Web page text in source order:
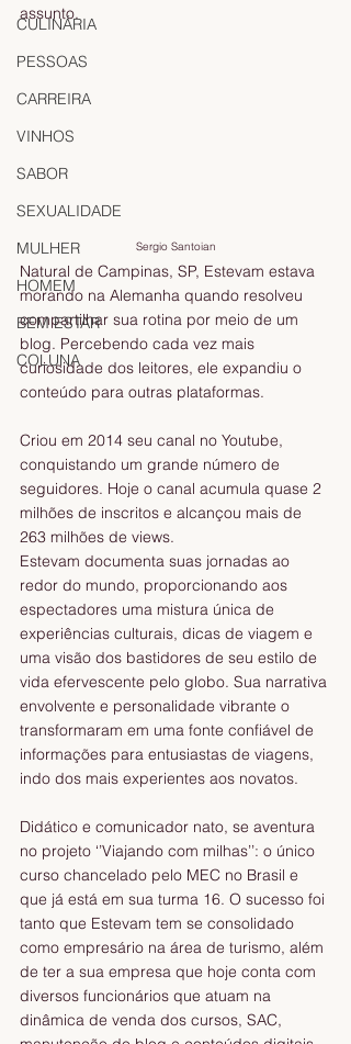
CULINÁRIA
PESSOAS
CARREIRA
VINHOS
SABOR
SEXUALIDADE
MULHER
HOMEM
BEM ESTAR
COLUNA
assunto.
Sergio Santoian
Natural de Campinas, SP, Estevam estava
morando na Alemanha quando resolveu
compartilhar sua rotina por meio de um
blog. Percebendo cada vez mais
curiosidade dos leitores, ele expandiu o
conteúdo para outras plataformas.
Criou em 2014 seu canal no Youtube,
conquistando um grande número de
seguidores. Hoje o canal acumula quase 2
milhões de inscritos e alcançou mais de
263 milhões de views.
Estevam documenta suas jornadas ao
redor do mundo, proporcionando aos
espectadores uma mistura única de
experiências culturais, dicas de viagem e
uma visão dos bastidores de seu estilo de
vida efervescente pelo globo. Sua narrativa
envolvente e personalidade vibrante o
transformaram em uma fonte confiável de
informações para entusiastas de viagens,
indo dos mais experientes aos novatos.
Didático e comunicador nato, se aventura
no projeto ‘’Viajando com milhas’’: o único
curso chancelado pelo MEC no Brasil e
que já está em sua turma 16. O sucesso foi
tanto que Estevam tem se consolidado
como empresário na área de turismo, além
de ter a sua empresa que hoje conta com
diversos funcionários que atuam na
dinâmica de venda dos cursos, SAC,